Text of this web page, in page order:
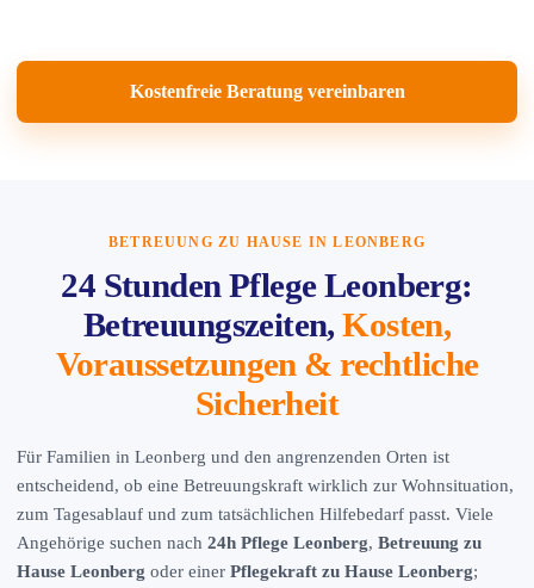
Kostenfreie Beratung vereinbaren
BETREUUNG ZU HAUSE IN LEONBERG
24 Stunden Pflege Leonberg:
Betreuungszeiten,Kosten,
Voraussetzungen & rechtliche
Sicherheit
Für Familien in Leonberg und den angrenzenden Orten ist
entscheidend, ob eine Betreuungskraft wirklich zur Wohnsituation,
zum Tagesablauf und zum tatsächlichen Hilfebedarf passt. Viele
Angehörige suchen nach 24h Pflege Leonberg, Betreuung zu
Hause Leonberg oder einer Pflegekraft zu Hause Leonberg;